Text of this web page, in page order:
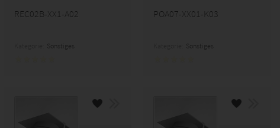
REC02B-XX1-A02
Sonstiges
POA07-XX01-K03
Sonstiges